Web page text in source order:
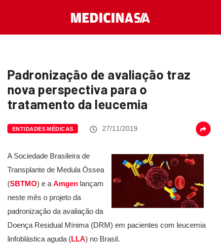
Padronização de avaliação traz
nova perspectiva para o
tratamento da leucemia
ENTIDADES MÉDICAS 27/11/2019
A Sociedade Brasileira de
Transplante de Medula Óssea
(SBTMO) e a Amgen lançam
neste mês o projeto da
padronização da avaliação da
Doença Residual Mínima (DRM) em pacientes com leucemia
linfoblástica aguda (LLA) no Brasil.